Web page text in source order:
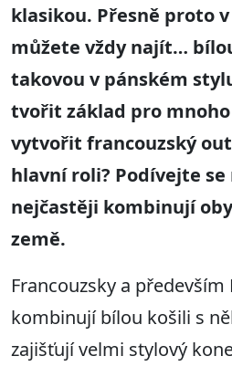
klasikou. Přesně proto
můžete vždy najít…
takovou v pánském
tvořit základ pro
vytvořit francouzský
hlavní roli? Podívejte se
nejčastěji kombinují
země.
Francouzsky a především
kombinují bílou košili s
zajišťují velmi stylový